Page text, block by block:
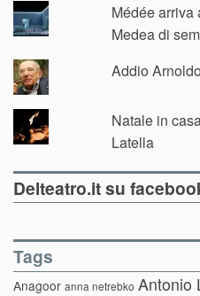
Médée arriva
Medea di
Addio
Natale in
Latella
Delteatro.it su
Tags
Anagoor anna netrebko Antonio